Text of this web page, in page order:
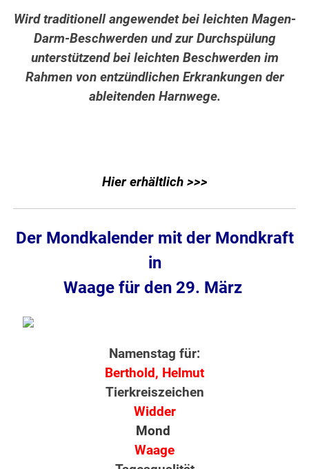
Wird traditionell angewendet bei leichten Magen-
Darm-Beschwerden und zur Durchspülung
unterstützend bei leichten Beschwerden im
Rahmen von entzündlichen Erkrankungen der
ableitenden Harnwege.
Hier erhältlich >>>
Der Mondkalender mit der Mondkraft
in
Waage für den 29. März
Namenstag für:
Berthold, Helmut
Tierkreiszeichen
Widder
Mond
Waage